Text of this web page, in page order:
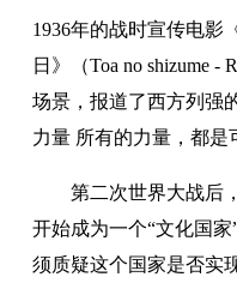
1936年的战时宣传电
日》（Toa no shizume -
场景，报道了西方列强
力量 所有的力量，都是
第二次世界大战后
开始成为一个“文化国
须质疑这个国家是否实